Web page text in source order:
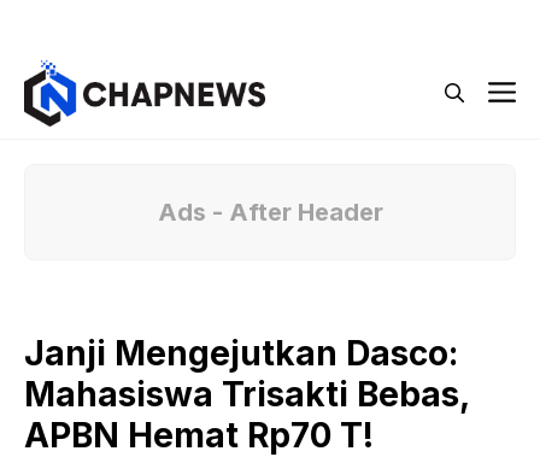
Ads - After Header
Janji Mengejutkan Dasco:
Mahasiswa Trisakti Bebas,
APBN Hemat Rp70 T!